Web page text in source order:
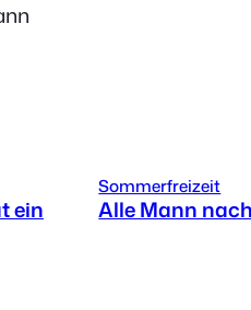
ein
Sommerfreizeit
Alle Mann